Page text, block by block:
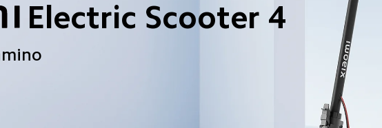
Electric Scooter 4